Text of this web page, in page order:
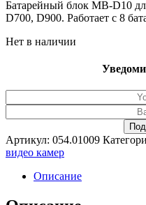
составляла
4,059.00₽.
3,690.00₽.
Батарейный блок MB-D10
D700, D900. Работает с 8
Нет в наличии
Артикул: 054.01009
видео камер
Описание